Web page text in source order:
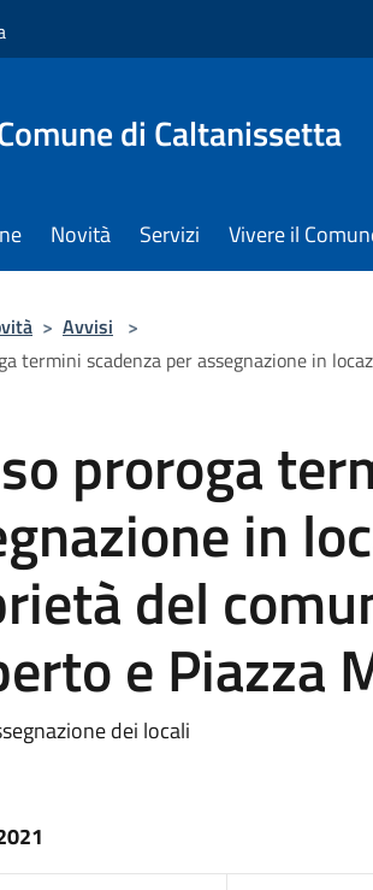
di Caltanissetta
Novità Servizi Vivere il
> Avvisi >
termini scadenza per assegnazione in
proroga
in
del
e Piazza
dei locali